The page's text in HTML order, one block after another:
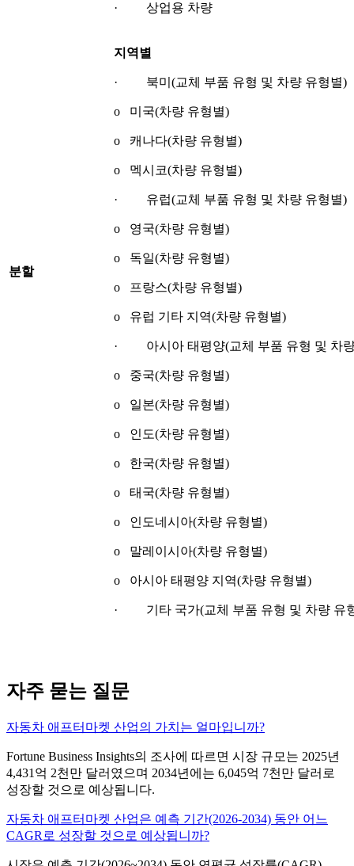
분할
· 상업용 차량
지역별
· 북미(교체 부품 유형 및 차량 유형별)
o 미국(차량 유형별)
o 캐나다(차량 유형별)
o 멕시코(차량 유형별)
· 유럽(교체 부품 유형 및 차량 유형별)
o 영국(차량 유형별)
o 독일(차량 유형별)
o 프랑스(차량 유형별)
o 유럽 기타 지역(차량 유형별)
· 아시아 태평양(교체 부품 유형 및 차
o 중국(차량 유형별)
o 일본(차량 유형별)
o 인도(차량 유형별)
o 한국(차량 유형별)
o 태국(차량 유형별)
o 인도네시아(차량 유형별)
o 말레이시아(차량 유형별)
o 아시아 태평양 지역(차량 유형별)
· 기타 국가(교체 부품 유형 및 차량 유
자주 묻는 질문
자동차 애프터마켓 산업의 가치는 얼마입니까?
Fortune Business Insights의 조사에 따르면 시장 규모는 2025년
4,431억 2천만 달러였으며 2034년에는 6,045억 7천만 달러로
성장할 것으로 예상됩니다.
자동차 애프터마켓 산업은 예측 기간(2026-2034) 동안 어느
CAGR로 성장할 것으로 예상됩니까?